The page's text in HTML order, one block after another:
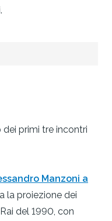
dei primi tre incontri
Manzoni a
la proiezione dei
del 1990, con